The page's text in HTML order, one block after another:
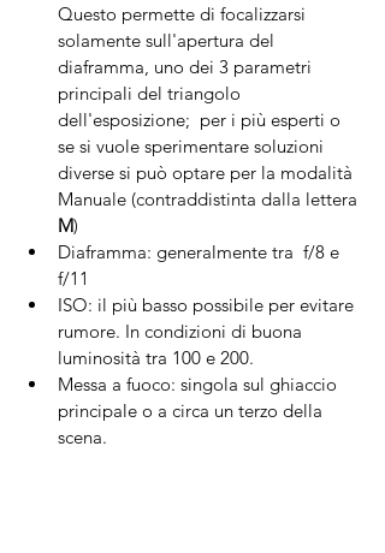
Questo permette di focalizzarsi
solamente sull'apertura del
diaframma, uno dei 3 parametri
principali del triangolo
dell'esposizione;  per i più esperti o
se si vuole sperimentare soluzioni
diverse si può optare per la modalità
Manuale (contraddistinta dalla lettera
M)
Diaframma: generalmente tra  f/8 e
f/11
ISO: il più basso possibile per evitare
rumore. In condizioni di buona
luminosità tra 100 e 200.
Messa a fuoco: singola sul ghiaccio
principale o a circa un terzo della
scena.